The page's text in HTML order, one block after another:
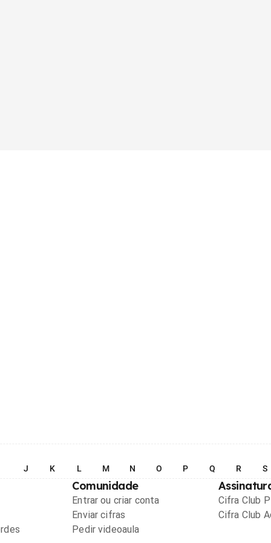
J K L M N O P Q R S
Comunidade
Entrar ou criar conta
Enviar cifras
Pedir videoaula
Cifra Club
Cifra Club